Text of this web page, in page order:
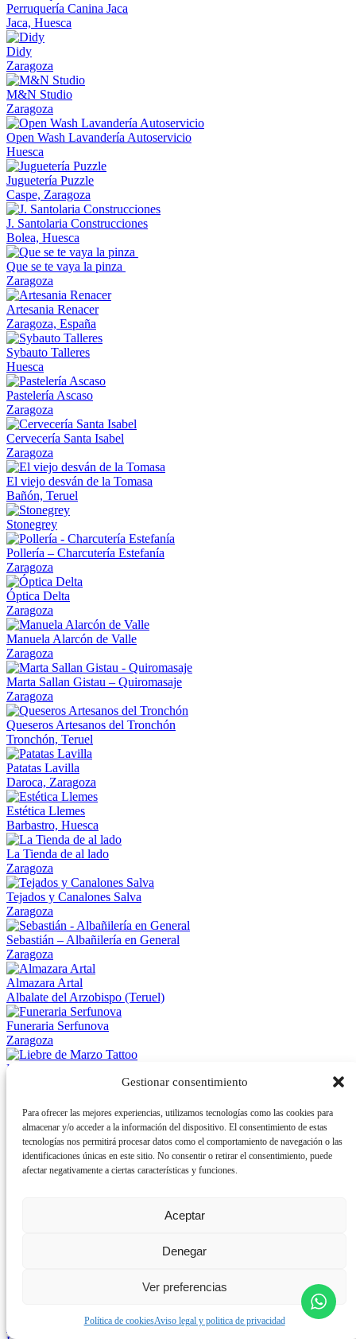
Gestionar consentimiento
Para ofrecer las mejores experiencias, utilizamos tecnologías como las cookies para
almacenar y/o acceder a la información del dispositivo. El consentimiento de estas
tecnologías nos permitirá procesar datos como el comportamiento de navegación o las
identificaciones únicas en este sitio. No consentir o retirar el consentimiento, puede
afectar negativamente a ciertas características y funciones.
Aceptar
Denegar
Ver preferencias
Política de cookiesAviso legal y politica de privacidad
Perruquería Canina Jaca
Jaca, Huesca
Didy
Zaragoza
M&N Studio
Zaragoza
Open Wash Lavandería Autoservicio
Huesca
Juguetería Puzzle
Caspe, Zaragoza
J. Santolaria Construcciones
Bolea, Huesca
Que se te vaya la pinza
Zaragoza
Artesania Renacer
Zaragoza, España
Sybauto Talleres
Huesca
Pastelería Ascaso
Zaragoza
Cervecería Santa Isabel
Zaragoza
El viejo desván de la Tomasa
Bañón, Teruel
Stonegrey
Pollería – Charcutería Estefanía
Zaragoza
Óptica Delta
Zaragoza
Manuela Alarcón de Valle
Zaragoza
Marta Sallan Gistau – Quiromasaje
Zaragoza
Queseros Artesanos del Tronchón
Tronchón, Teruel
Patatas Lavilla
Daroca, Zaragoza
Estética Llemes
Barbastro, Huesca
La Tienda de al lado
Zaragoza
Tejados y Canalones Salva
Zaragoza
Sebastián – Albañilería en General
Zaragoza
Almazara Artal
Albalate del Arzobispo (Teruel)
Funeraria Serfunova
Zaragoza
Liebre de Marzo Tattoo
BonÀrea Mallén
Mallén, Zaragoza
Frutas Aladina
Jaca, Huesca
Jamones de Encinacorba